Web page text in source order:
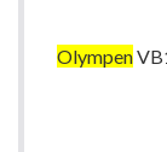
Olympen